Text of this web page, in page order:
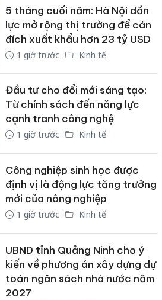
5 tháng cuối năm: Hà Nội dồn
lực mở rộng thị trường để cán
đích xuất khẩu hơn 23 tỷ USD
1 giờ trước Kinh tế
Đầu tư cho đổi mới sáng tạo:
Từ chính sách đến năng lực
cạnh tranh công nghệ
1 giờ trước Kinh tế
Công nghiệp sinh học được
định vị là động lực tăng trưởng
mới của nông nghiệp
1 giờ trước Kinh tế
UBND tỉnh Quảng Ninh cho ý
kiến về phương án xây dựng dự
toán ngân sách nhà nước năm
2027